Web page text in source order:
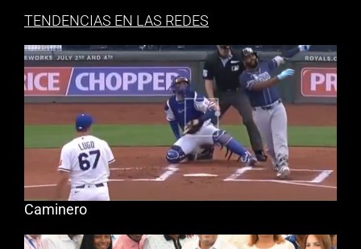
TENDENCIAS EN LAS REDES
Caminero